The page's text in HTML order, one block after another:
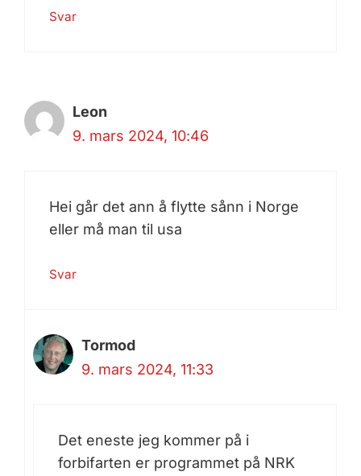
Svar
Leon
9. mars 2024, 10:46
Hei går det ann å flytte sånn i Norge
eller må man til usa
Svar
Tormod
9. mars 2024, 11:33
Det eneste jeg kommer på i
forbifarten er programmet på NRK